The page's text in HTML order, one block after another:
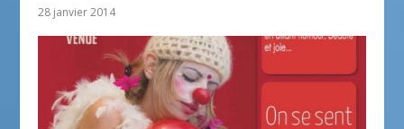
28 janvier 2014